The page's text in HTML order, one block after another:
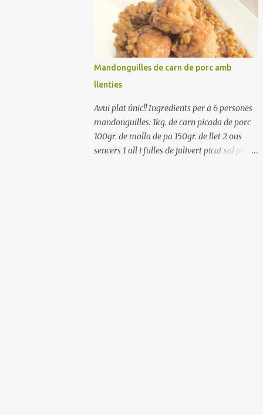
Renteu els pebrots i talleu-los a trossets.
Renteu les tomates i talleu-les a octaus.
Talleu les olives a rodanxes. Una hora abans
de portar a la taula, poseu els cigrons, ben
escorreguts, en un bol, amb la resta
d'ingredients: les tomates, el pebrot, la ceba,
(escorreguda), les olives i la tonyina
esmicolada. Amaniu amb sal i oli... bon
profit!!
Mandonguilles de carn de porc amb
llenties
Avui plat únic!! Ingredients per a 6 persones
mandonguilles: 1kg. de carn picada de porc
100gr. de molla de pa 150gr. de llet 2 ous
sencers 1 all i fulles de julivert picat sal pebre